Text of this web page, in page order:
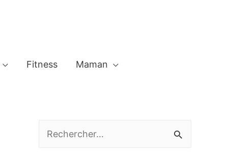
Fitness Maman